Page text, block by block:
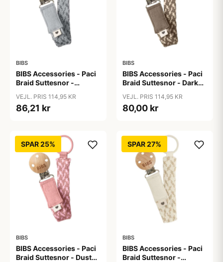
BIBS
BIBS Accessories - Paci
Braid Suttesnor -
VEJL. PRIS 114,95 KR
86,21 kr
BIBS
BIBS Accessories - Paci
Braid Suttesnor - Dark
VEJL. PRIS 114,95 KR
80,00 kr
SPAR 25%
BIBS
BIBS Accessories - Paci
Braid Suttesnor - Dusty
SPAR 27%
BIBS
BIBS Accessories - Paci
Braid Suttesnor -